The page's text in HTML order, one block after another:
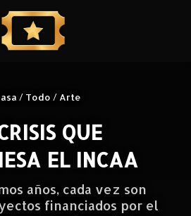
/ Todo / Arte
QUE
EL INCAA
años, cada vez son
financiados por el